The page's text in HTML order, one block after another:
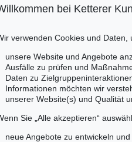
304
, 1917
Auktion 545 - Lot 51
LYONEL FEININGER
Karavellen
, 1933
Ergebnis:€ 381.000
Fasanenstr. 70
Tel.: +49 (0)30 88 67 53-63
infoberlin@kettererkunst.de
Keine Auktion mehr
Wir informieren Sie
bei Ketterer
verwenden Cookies und Daten,
unsere Website und Angebote
Ausfälle zu prüfen und
Daten zu
Informationen möchten wir
unserer Website(s) und Qualität
Sie „Alle akzeptieren“
neue Angebote zu entwickeln